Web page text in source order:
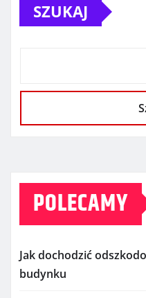
SZUKAJ
POLECAMY
Jak dochodzić
budynku